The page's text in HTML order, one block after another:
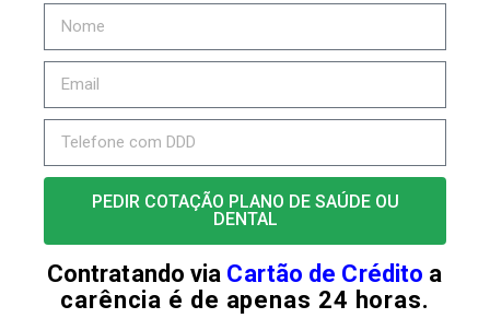
PEDIR COTAÇÃO PLANO DE SAÚDE OU
DENTAL
Contratando via Cartão de Crédito a
carência é de apenas 24 horas.